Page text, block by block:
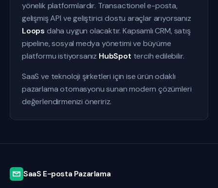
yönelik platformlardır. Transactionel e-posta,
gelişmiş API ve geliştirici dostu araçlar arıyorsanız
Loops daha uygun olacaktır. Kapsamlı CRM, satış
pipeline, sosyal medya yönetimi ve büyüme
platformu istiyorsanız HubSpot tercih edilebilir.
SaaS ve teknoloji şirketleri için ise ürün odaklı
pazarlama otomasyonu sunan modern çözümleri
değerlendirmenizi öneririz.
SaaS E-posta Pazarlama